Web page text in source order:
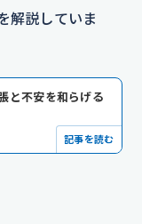
解説していま
と不安を和らげる
記事を読む